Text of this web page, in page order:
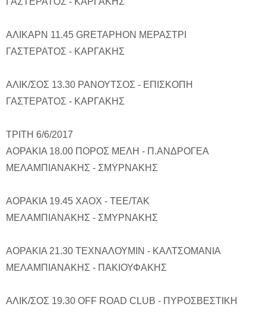
ΑΛΙΚΑΡΝ 11.45 GRETAPHON ΜΕΡΑΣΤΡΙ
ΓΑΣΤΕΡΑΤΟΣ - ΚΑΡΓΑΚΗΣ
ΑΛΙΚ/ΣΟΣ 13.30 ΡΑΝΟΥΤΣΟΣ - ΕΠΙΣΚΟΠΗ
ΓΑΣΤΕΡΑΤΟΣ - ΚΑΡΓΑΚΗΣ
ΤΡΙΤΗ 6/6/2017
ΑΟΡΑΚΙΑ 18.00 ΠΟΡΟΣ ΜΕΛΗ - Π.ΑΝΔΡΟΓΕΑ
ΜΕΛΑΜΠΙΑΝΑΚΗΣ - ΣΜΥΡΝΑΚΗΣ
ΑΟΡΑΚΙΑ 19.45 ΧΑΟΧ - ΤΕΕ/ΤΑΚ
ΜΕΛΑΜΠΙΑΝΑΚΗΣ - ΣΜΥΡΝΑΚΗΣ
ΑΟΡΑΚΙΑ 21.30 ΤΕΧΝΑΛΟΥΜΙΝ - ΚΑΛΤΣΟΜΑΝΙΑ
ΜΕΛΑΜΠΙΑΝΑΚΗΣ - ΠΑΚΙΟΥΦΑΚΗΣ
ΑΛΙΚ/ΣΟΣ 19.30 OFF ROAD CLUB - ΠΥΡΟΣΒΕΣΤΙΚΗ